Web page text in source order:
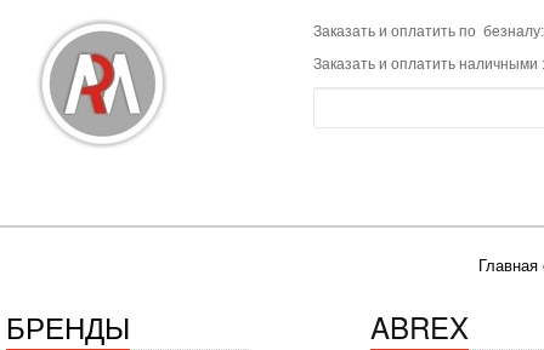
Заказать и оплатить по
Заказать и оплатить наличными
Главная
БРЕНДЫ
ABREX